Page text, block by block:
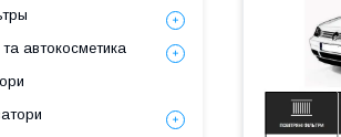
та автокосметика